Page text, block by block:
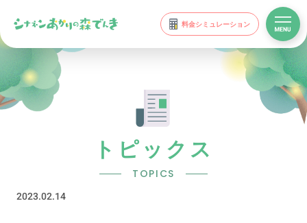
料金シミュレーション
トピックス
TOPICS
2023.02.14